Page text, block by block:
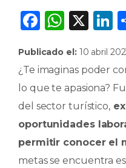
F
c
e
b
o
o
k
W
a
ts
A
p
p
X
k
e
n
Publicado el: 10 abril
¿Te imaginas poder
lo que te apasiona?
del sector turístico,
oportunidades
permitir conocer el
metas se encuentra